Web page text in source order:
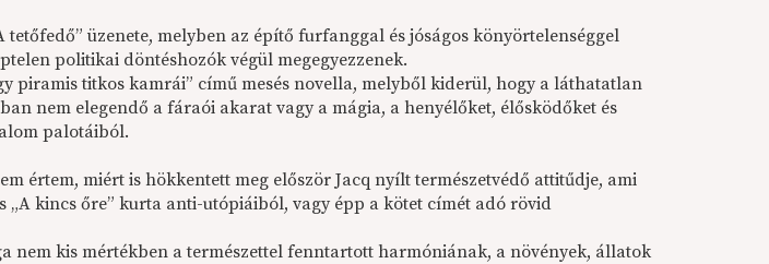
üzenete, melyben az építő furfanggal és jóságos könyörtelenséggel
politikai döntéshozók végül megegyezzenek.
piramis titkos kamrái” című mesés novella, melyből kiderül, hogy a láthatatlan
nem elegendő a fáraói akarat vagy a mágia, a henyélőket, élősködőket és
palotáiból.
értem, miért is hökkentett meg először Jacq nyílt természetvédő attitűdje, ami
„A kincs őre” kurta anti-utópiáiból, vagy épp a kötet címét adó rövid
nem kis mértékben a természettel fenntartott harmóniának, a növények, állatok